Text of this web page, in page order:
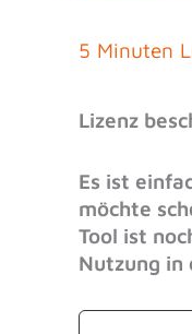
5 Minuten
Lizenz
Es ist
möchte
Tool ist
Nutzung in